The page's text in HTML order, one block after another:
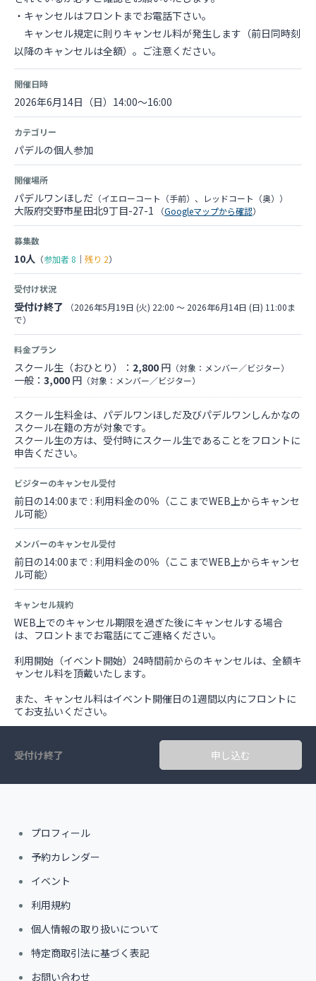
・キャンセルはフロントまでお電話下さい。
キャンセル規定に則りキャンセル料が発生します（前日同時刻
以降のキャンセルは全額）。ご注意ください。
開催日時
2026年6月14日（日）14:00～16:00
カテゴリー
パデルの個人参加
開催場所
パデルワンほしだ （イエローコート（手前）、レッドコート（奥））
大阪府交野市星田北9丁目-27-1 （Googleマップから確認）
募集数
10人 （参加者 8 ｜ 残り 2）
受付け状況
受付け終了
（2026年5月19日 (火) 22:00 〜 2026年6月14日 (日) 11:00ま
で）
料金プラン
スクール生（おひとり）： 2,800 円 （対象：メンバー／ビジター）
一般： 3,000 円 （対象：メンバー／ビジター）
スクール生料金は、パデルワンほしだ及びパデルワンしんかなの
スクール在籍の方が対象です。
スクール生の方は、受付時にスクール生であることをフロントに
申告ください。
ビジターのキャンセル受付
前日の14:00まで : 利用料金の0％（ここまでWEB上からキャンセ
ル可能）
メンバーのキャンセル受付
前日の14:00まで : 利用料金の0％（ここまでWEB上からキャンセ
ル可能）
キャンセル規約
WEB上でのキャンセル期限を過ぎた後にキャンセルする場合
は、フロントまでお電話にてご連絡ください。
利用開始（イベント開始）24時間前からのキャンセルは、全額キ
ャンセル料を頂戴いたします。
また、キャンセル料はイベント開催日の1週間以内にフロントに
てお支払いください。
受付け終了 申し込む
プロフィール
予約カレンダー
イベント
利用規約
個人情報の取り扱いについて
特定商取引法に基づく表記
お問い合わせ